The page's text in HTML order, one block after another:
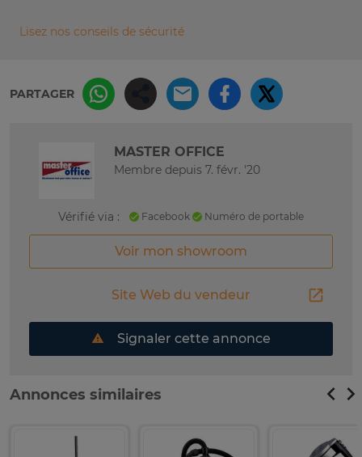
Lisez nos conseils de sécurité
PARTAGER
MASTER OFFICE
Membre depuis 7. févr. '20
Vérifié via : Facebook Numéro de portable
Voir mon showroom
Site Web du vendeur
Signaler cette annonce
Annonces similaires